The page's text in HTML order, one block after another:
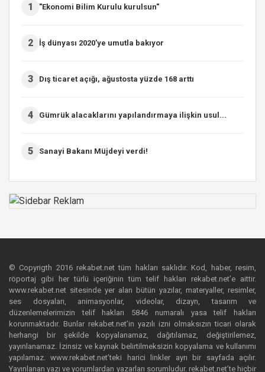
1 "Ekonomi Bilim Kurulu kurulsun"
2 İş dünyası 2020'ye umutla bakıyor
3 Dış ticaret açığı, ağustosta yüzde 168 arttı
4 Gümrük alacaklarını yapılandırmaya ilişkin usul...
5 Sanayi Bakanı Müjdeyi verdi!
© Copyrigth 2016 rekabet.net tüm hakları saklıdır. Kod, haber, resim,
röportaj gibi her türlü içeriğinin tüm telif hakları rekabet.net’e aittir.
www.rekabet.net sitesinde yer alan bütün yazılar, materyaller, resimler,
ses dosyaları, animasyonlar, videolar, dizayn, tasarım ve
düzenlemelerimizin telif hakları 5846 numaralı yasa telif hakları
korunmaktadır. Bunlar rekabet.net’in yazılı izni olmaksızın ticari olarak
herhangi bir şekilde kopyalanamaz, dağıtılamaz, değiştirilemez,
yayınlanamaz. İzinsiz ve kaynak belirtilmeksizin kopyalama ve kullanımı
yapılamaz. www.rekabet.net’teki harici linkler ayrı bir sayfada açılır.
Yayınlanan yazı ve yorumlardan yazarları sorumludur. rekabet.net’te hiçbir